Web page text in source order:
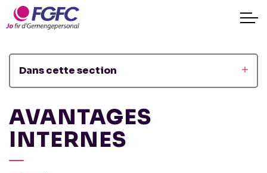
Dans cette section
AVANTAGES
INTERNES